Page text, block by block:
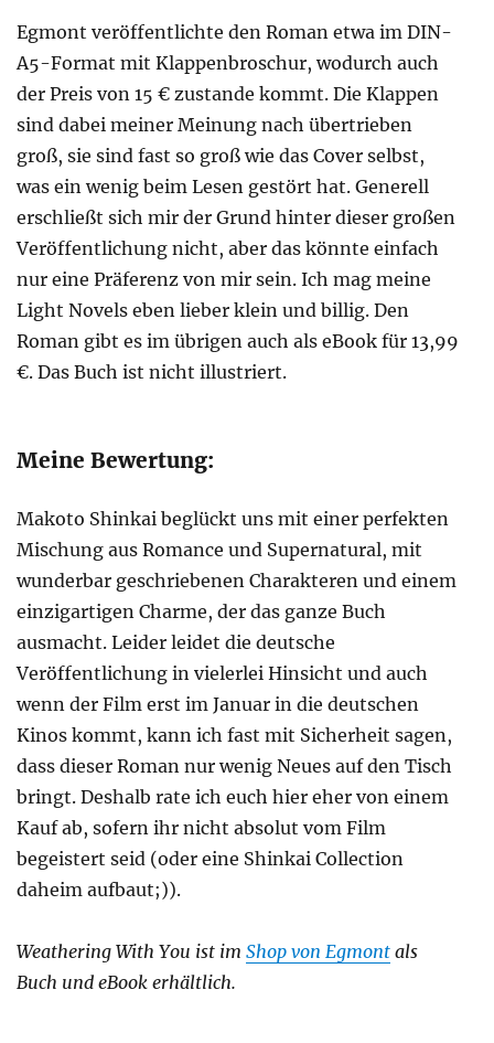
Egmont veröffentlichte den Roman etwa im DIN-
A5-Format mit Klappenbroschur, wodurch auch
der Preis von 15 € zustande kommt. Die Klappen
sind dabei meiner Meinung nach übertrieben
groß, sie sind fast so groß wie das Cover selbst,
was ein wenig beim Lesen gestört hat. Generell
erschließt sich mir der Grund hinter dieser großen
Veröffentlichung nicht, aber das könnte einfach
nur eine Präferenz von mir sein. Ich mag meine
Light Novels eben lieber klein und billig. Den
Roman gibt es im übrigen auch als eBook für 13,99
€. Das Buch ist nicht illustriert.
Meine Bewertung:
Makoto Shinkai beglückt uns mit einer perfekten
Mischung aus Romance und Supernatural, mit
wunderbar geschriebenen Charakteren und einem
einzigartigen Charme, der das ganze Buch
ausmacht. Leider leidet die deutsche
Veröffentlichung in vielerlei Hinsicht und auch
wenn der Film erst im Januar in die deutschen
Kinos kommt, kann ich fast mit Sicherheit sagen,
dass dieser Roman nur wenig Neues auf den Tisch
bringt. Deshalb rate ich euch hier eher von einem
Kauf ab, sofern ihr nicht absolut vom Film
begeistert seid (oder eine Shinkai Collection
daheim aufbaut;)).
Weathering With You ist im Shop von Egmont als
Buch und eBook erhältlich.